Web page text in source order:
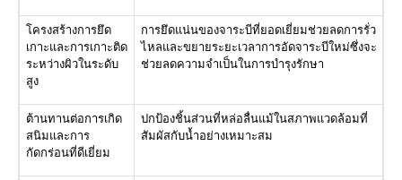
โครงสร้างการยึด
เกาะและการเกาะติด
ระหว่างผิวในระดับ
สูง
การยึดแน่นของจาระบีที่ยอดเยี่ยมช่วยลดการรั่ว
ไหลและขยายระยะเวลาการอัดจาระบีใหม่ซึ่งจะ
ช่วยลดความจำเป็นในการบำรุงรักษา
ต้านทานต่อการเกิด
สนิมและการ
กัดกร่อนที่ดีเยี่ยม
ปกป้องชิ้นส่วนที่หล่อลื่นแม้ในสภาพแวดล้อมที่
สัมผัสกับน้ำอย่างเหมาะสม